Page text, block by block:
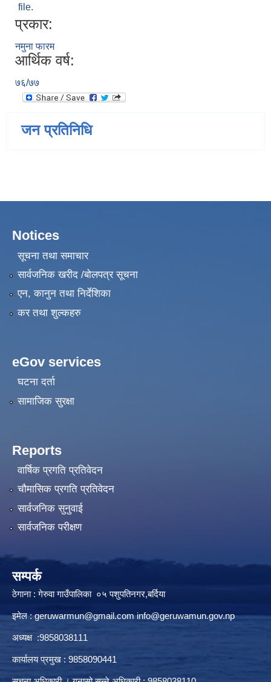
file.
प्रकार:
नमुना फारम
आर्थिक वर्ष:
७६/७७
जन प्रतिनिधि
Notices
सूचना तथा समाचार
सार्वजनिक खरीद /बोलपत्र सूचना
एन, कानुन तथा निर्देशिका
कर तथा शुल्कहरु
eGov services
घटना दर्ता
सामाजिक सुरक्षा
Reports
वार्षिक प्रगति प्रतिवेदन
चौमासिक प्रगति प्रतिवेदन
सार्वजनिक सुनुवाई
सार्वजनिक परीक्षण
सम्पर्क
ठेगाना : गेरुवा गाउँपालिका ०५ पशुपतिनगर,बर्दिया
इमेल :geruwarmun@gmail.com info@geruwamun.gov.np
अध्यक्ष :9858038111
कार्यालय प्रमुख : 9858090441